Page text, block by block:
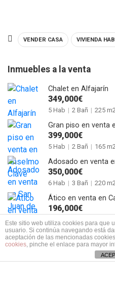
VENDER CASA VIVIENDA
Inmuebles a la venta
Chalet en Alfajarín
349,000€
5 Hab | 2 Bañ | 225 m2
Gran piso en venta
399,000€
5 Hab | 2 Bañ | 165 m2
Adosado en venta
350,000€
6 Hab | 3 Bañ | 220 m2
Ático en venta en
196,000€
2 Hab 1 Bañ 60 +
159,000€
120
Este sitio web utiliza cookies para que
usuario. Si continúa navegando está
aceptación de las mencionadas
cookies, pinche el enlace para mayor